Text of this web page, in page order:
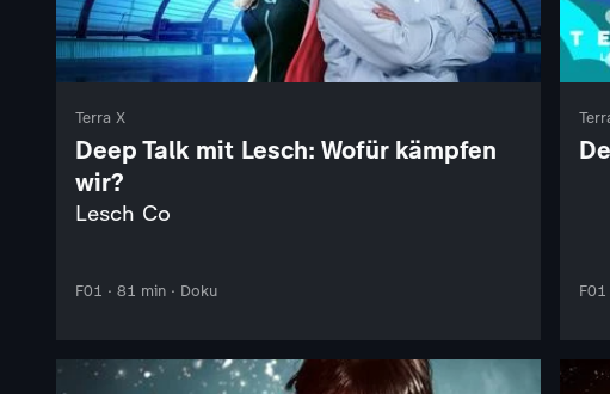
Terra X
Deep Talk mit Lesch: Wofür kämpfen
wir?
Lesch Co
F01 · 81 min · Doku F01